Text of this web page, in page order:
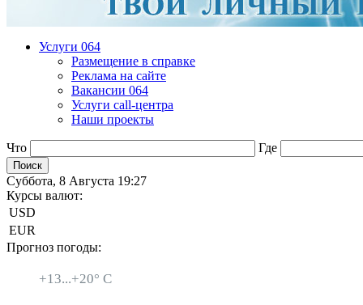
Услуги 064
Размещение в справке
Реклама на сайте
Вакансии 064
Услуги call-центра
Наши проекты
Что Где
Суббота, 8 Августа 19:27
Курсы валют:
USD
EUR
Прогноз погоды:
+13...+20° C